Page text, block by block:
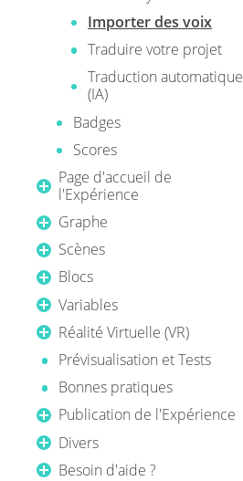
Importer des voix
Traduire votre projet
Traduction automatique
(IA)
Badges
Scores
Page d'accueil de
l'Expérience
Graphe
Scènes
Blocs
Variables
Réalité Virtuelle (VR)
Prévisualisation et Tests
Bonnes pratiques
Publication de l'Expérience
Divers
Besoin d'aide ?